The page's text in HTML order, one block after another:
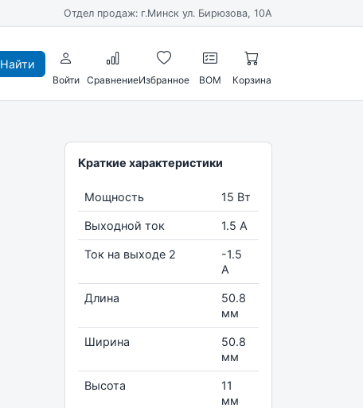
Отдел продаж: г.Минск ул. Бирюзова, 10А
Найти
Войти СравнениеИзбранное BOM Корзина
Краткие характеристики
Мощность 15 Вт
Выходной ток 1.5 А
Ток на выходе 2
-1.5
А
Длина
50.8
мм
Ширина
50.8
мм
Высота
11
мм